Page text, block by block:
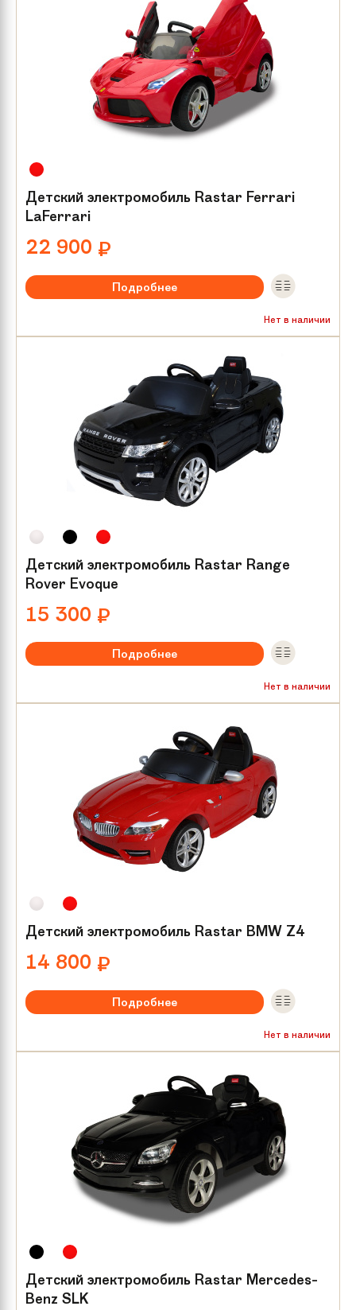
Детский электромобиль Rastar Ferrari
LaFerrari
22 900 ₽
Подробнее
Нет в наличии
Мотор/редуктор:2х25 W
Детский электромобиль Rastar Range
Rover Evoque
15 300 ₽
Подробнее
Нет в наличии
Мотор/редуктор:2х25 W
Детский электромобиль Rastar BMW Z4
14 800 ₽
Подробнее
Нет в наличии
Мотор/редуктор:1х25 W
Детский электромобиль Rastar Mercedes-
Benz SLK